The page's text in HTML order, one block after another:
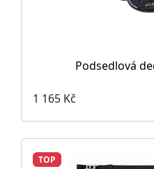
Podsedlová
1 165 Kč
TOP